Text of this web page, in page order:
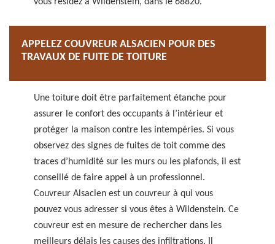
APPELEZ COUVREUR ALSACIEN POUR DES
TRAVAUX DE FUITE DE TOITURE
Une toiture doit être parfaitement étanche pour
assurer le confort des occupants à l’intérieur et
protéger la maison contre les intempéries. Si vous
observez des signes de fuites de toit comme des
traces d’humidité sur les murs ou les plafonds, il est
conseillé de faire appel à un professionnel.
Couvreur Alsacien est un couvreur à qui vous
pouvez vous adresser si vous êtes à Wildenstein. Ce
couvreur est en mesure de rechercher dans les
meilleurs délais les causes des infiltrations. Il